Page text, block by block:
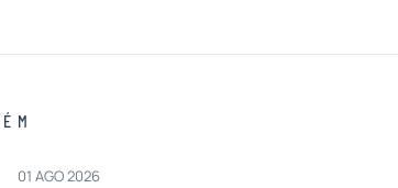
01 AGO 2026